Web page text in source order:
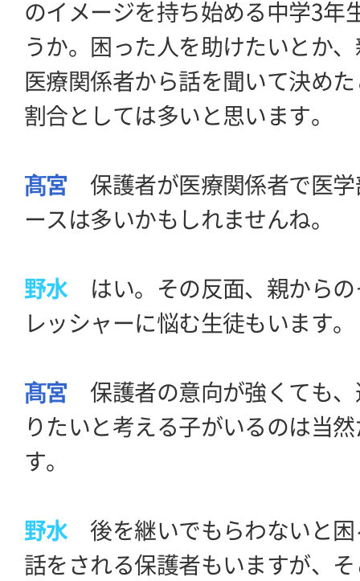
のイメージを持ち始める中学3年
うか。困った人を助けたいとか
医療関係者から話を聞いて決め
割合としては多いと思います。
髙宮 保護者が医療関係者で医学
ースは多いかもしれませんね。
野水 はい。その反面、親からの
レッシャーに悩む生徒もいます。
髙宮 保護者の意向が強くても、
りたいと考える子がいるのは当
す。
野水 後を継いでもらわないと困
話をされる保護者もいますが、